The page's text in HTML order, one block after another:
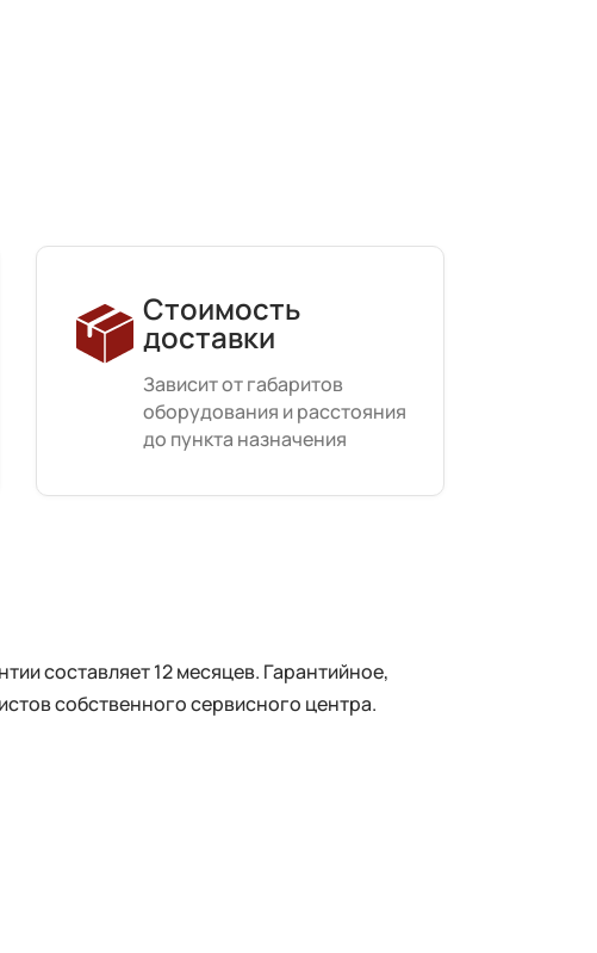
Стоимость
доставки
Зависит от габаритов
оборудования и расстояния
до пункта назначения
составляет 12 месяцев. Гарантийное,
собственного сервисного центра.